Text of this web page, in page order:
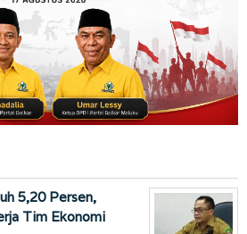
5,20 Persen,
Tim Ekonomi